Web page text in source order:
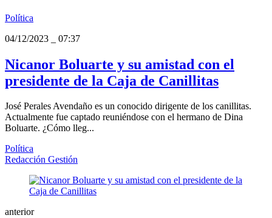
Política
04/12/2023
07:37
Nicanor Boluarte y su amistad con el
presidente de la Caja de Canillitas
José Perales Avendaño es un conocido dirigente de los canillitas.
Actualmente fue captado reuniéndose con el hermano de Dina
Boluarte. ¿Cómo lleg...
Política
Redacción Gestión
anterior